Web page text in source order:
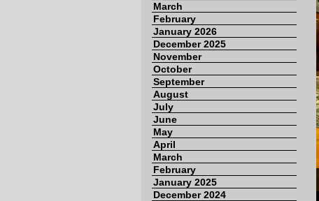
March
February
January 2026
December 2025
November
October
September
August
July
June
May
April
March
February
January 2025
December 2024